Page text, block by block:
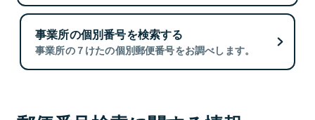
事業所の個別番号を検索する
事業所の７けたの個別郵便番号をお調べします。